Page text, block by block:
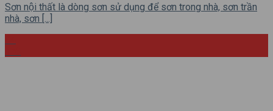
Sơn nội thất là dòng sơn sử dụng để sơn trong nhà, sơn trần
nhà, sơn [...]